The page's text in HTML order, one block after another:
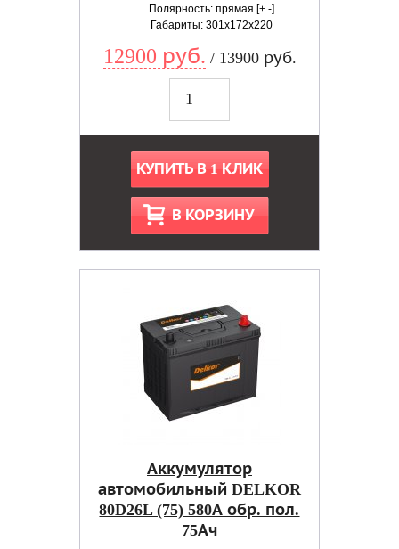
Полярность: прямая [+ -]
Габариты: 301x172x220
12900 руб. / 13900 руб.
КУПИТЬ В 1 КЛИК
В КОРЗИНУ
Аккумулятор
автомобильный DELKOR
80D26L (75) 580А обр. пол.
75Ач